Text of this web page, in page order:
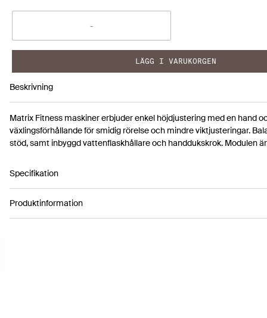
LÄGG I VARUKORGEN
Beskrivning
Matrix Fitness maskiner erbjuder enkel höjdjustering med en hand
växlingsförhållande för smidig rörelse och mindre viktjusteringar.
stöd, samt inbyggd vattenflaskhållare och handdukskrok. Modulen
Specifikation
Artikelnummer 41231213
Produktinformation